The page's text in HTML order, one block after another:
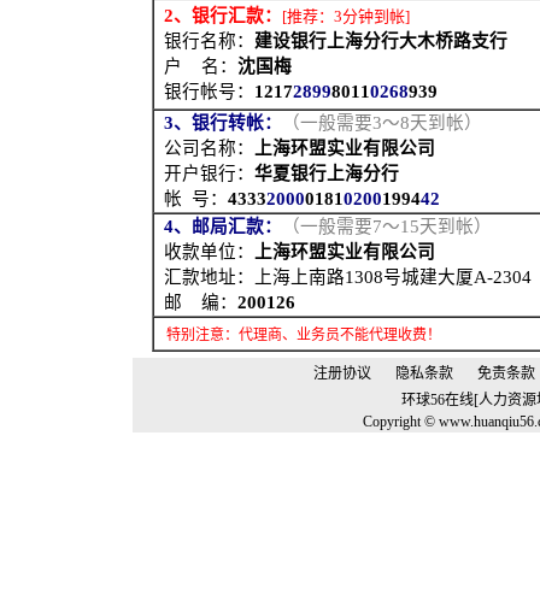
2、银行汇款： [推荐：3分钟到帐]
银行名称： 建设银行上海分行大木桥路支行
户
名： 沈国梅
银行帐号： 1217289980110268939
3、银行转帐：
（一般需要3～8天到帐）
公司名称：
上海环盟实业有限公司
开户银行： 华夏银行上海分行
帐 号： 4333200001810200199442
4、邮局汇款：
（一般需要7～15天到帐）
收款单位：
上海环盟实业有限公司
汇款地址：
上海上南路1308号城建大厦A-2304
邮 编： 200126
特别注意：代理商、业务员不能代理收费！
注册协议 隐私条款
免责条款
环球56在线[人力资
Copyright ©